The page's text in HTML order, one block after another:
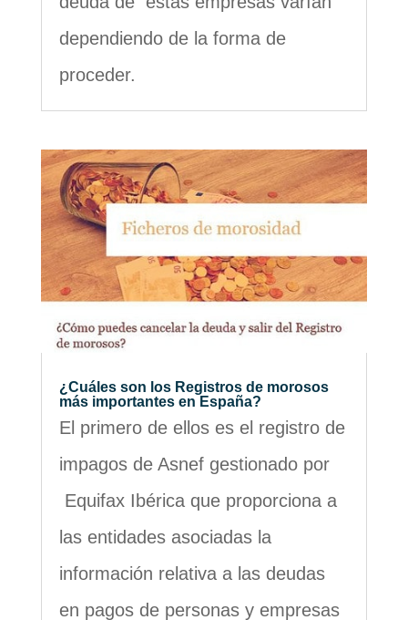
dependiendo de la forma de
proceder.
¿Cuáles son los Registros de morosos
más importantes en España?
El primero de ellos es el registro de
impagos de Asnef gestionado por
Equifax Ibérica que proporciona a
las entidades asociadas la
información relativa a las deudas
en pagos de personas y empresas